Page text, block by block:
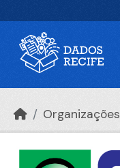
Organizações